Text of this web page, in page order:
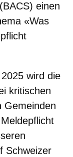
einen
«Was
wird die
kritischen
Gemeinden
Schweizer